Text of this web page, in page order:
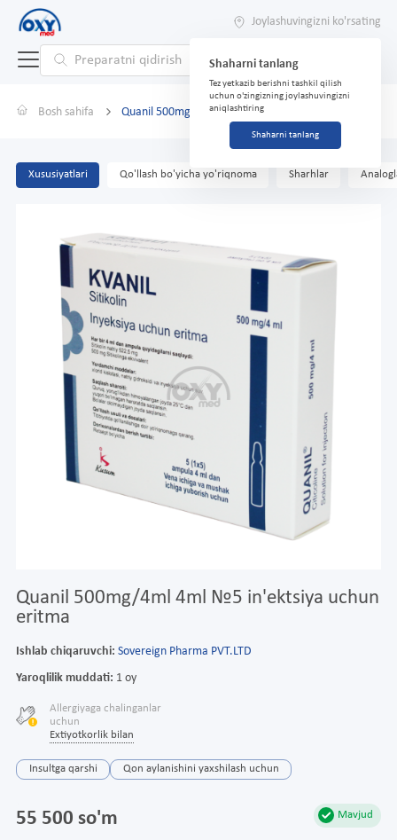
Joylashuvingizni ko'rsating
Shaharni tanlang
Tez yetkazib berishni tashkil qilish
uchun o'zingizning joylashuvingizni
aniqlashtiring
Shaharni tanlang
Bosh sahifa Quanil 500mg/4ml 4ml №5 in'ektsiya uchun eritma
Xususiyatlari Qo'llash bo'yicha yo'riqnoma Sharhlar
Quanil 500mg/4ml 4ml №5 in'ektsiya uchun
eritma
Ishlab chiqaruvchi: Sovereign Pharma PVT.LTD
Yaroqlilik muddati: 1 oy
Allergiyaga chalinganlar
uchun
Extiyotkorlik bilan
Insultga qarshi Qon aylanishini yaxshilash uchun
Mavjud
55 500 so'm